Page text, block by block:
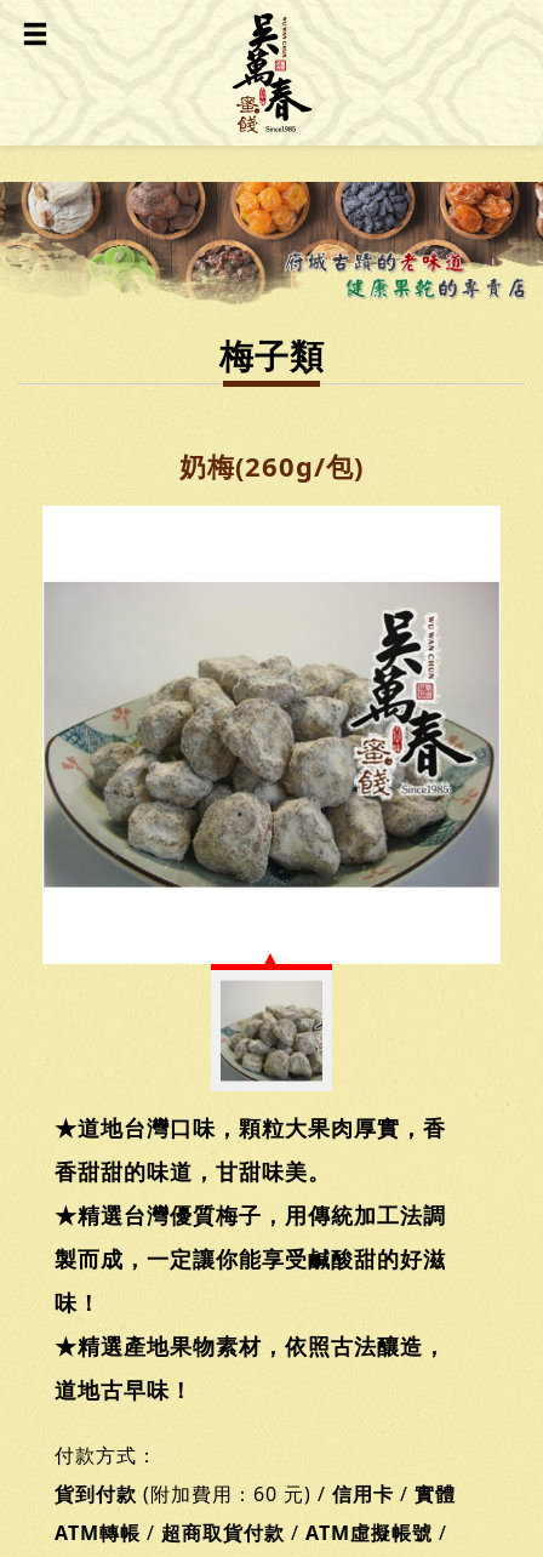
梅子類
奶梅(260g/包)
★道地台灣口味，顆粒大果肉厚實，香
香甜甜的味道，甘甜味美。
★精選台灣優質梅子，用傳統加工法調
製而成，一定讓你能享受鹹酸甜的好滋
味！
★精選產地果物素材，依照古法釀造，
道地古早味！
付款方式：
貨到付款 (附加費用：60 元) / 信用卡 / 實體
ATM轉帳 / 超商取貨付款 / ATM虛擬帳號 /